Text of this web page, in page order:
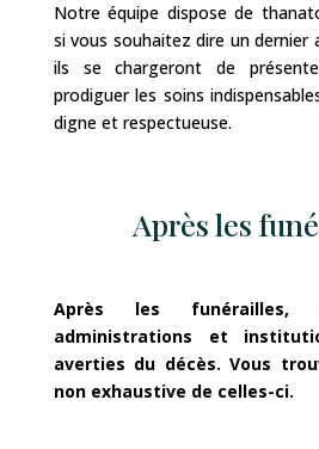
Notre équipe dispose de
si vous souhaitez dire un dernier
ils se chargeront de
prodiguer les soins
digne et respectueuse.
Après les
Après les funérailles,
administrations et
averties du décès. Vous
non exhaustive de celles-ci.